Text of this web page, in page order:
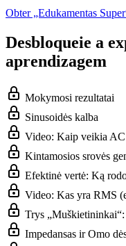
Obter „Edukamentas
Desbloqueie a
aprendizagem
Mokymosi rezultatai
Sinusoidės kalba
Video: Kaip veikia
Kintamosios srovės
Efektinė vertė: Ką
Video: Kas yra RMS
Trys
Impedansas ir Omo